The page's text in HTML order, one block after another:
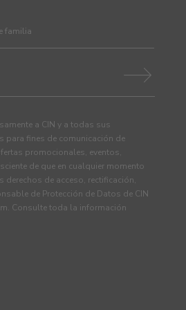
a CIN y a todas sus
para fines de comunicación de
promocionales, eventos,
de que en cualquier momento
derechos de acceso, rectificación,
de Protección de Datos de CIN
. Consulte toda la información